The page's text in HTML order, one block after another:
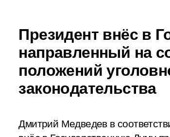
Президент внёс в
направленный на
положений
законодательства
Дмитрий Медведев в